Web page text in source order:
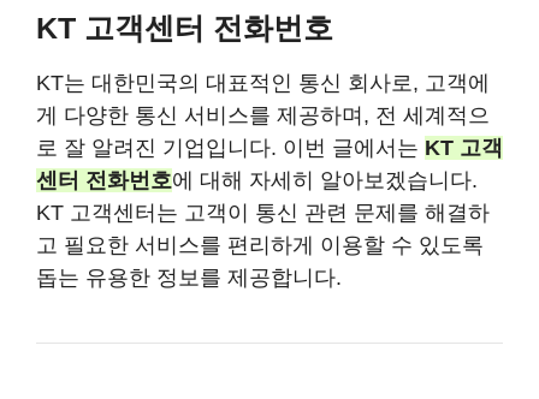
KT 고객센터 전화번호
KT는 대한민국의 대표적인 통신 회사로, 고객에
게 다양한 통신 서비스를 제공하며, 전 세계적으
로 잘 알려진 기업입니다. 이번 글에서는 KT 고객
센터 전화번호에 대해 자세히 알아보겠습니다.
KT 고객센터는 고객이 통신 관련 문제를 해결하
고 필요한 서비스를 편리하게 이용할 수 있도록
돕는 유용한 정보를 제공합니다.